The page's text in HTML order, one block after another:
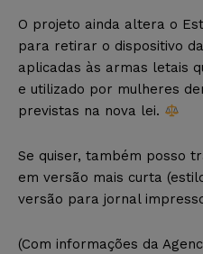
O projeto ainda altera o
para retirar o dispositivo
aplicadas às armas letais
e utilizado por mulheres
previstas na nova lei.
Se quiser, também posso
em versão mais curta
versão para jornal
(Com informações da